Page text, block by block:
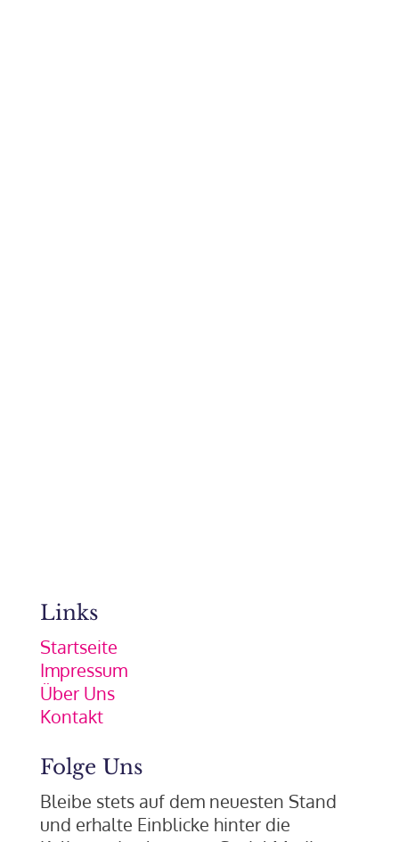
Links
Startseite
Impressum
Über Uns
Kontakt
Folge Uns
Bleibe stets auf dem neuesten Stand
und erhalte Einblicke hinter die